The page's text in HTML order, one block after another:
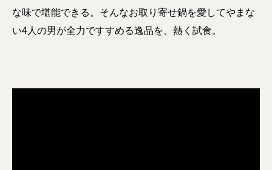
な味で堪能できる。そんなお取り寄せ鍋を愛してやまな
い4人の男が全力ですすめる逸品を、熱く試食。